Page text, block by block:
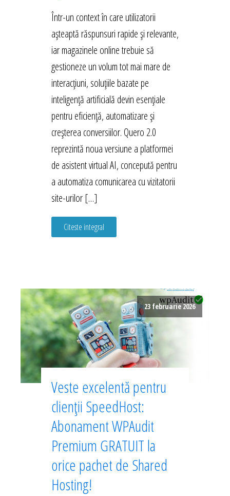
Într-un context în care utilizatorii
așteaptă răspunsuri rapide și relevante,
iar magazinele online trebuie să
gestioneze un volum tot mai mare de
interacțiuni, soluțiile bazate pe
inteligență artificială devin esențiale
pentru eficiență, automatizare și
creșterea conversiilor. Quero 2.0
reprezintă noua versiune a platformei
de asistent virtual AI, concepută pentru
a automatiza comunicarea cu vizitatorii
site-urilor […]
Citeste integral
23 februarie 2026
Veste excelentă pentru
clienții SpeedHost:
Abonament WPAudit
Premium GRATUIT la
orice pachet de Shared
Hosting!